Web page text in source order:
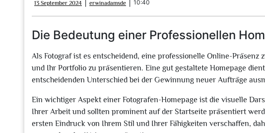
13 September 2024
September
2024
erwinadamsde 10:40
Die Bedeutung einer Professionellen
Als Fotograf ist es entscheidend, eine professionelle Online-
und Ihr Portfolio zu präsentieren. Eine gut gestaltete Homepage
entscheidenden Unterschied bei der Gewinnung neuer Aufträge
Ein wichtiger Aspekt einer Fotografen-Homepage ist die visuelle
Ihrer Arbeit und sollten prominent auf der Startseite präsentiert
ersten Eindruck von Ihrem Stil und Ihrer Fähigkeiten verschaffen,